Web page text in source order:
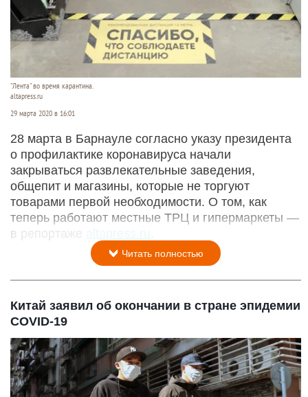
"Лента" во время карантина.
altapress.ru
29 марта 2020 в 16:01
28 марта в Барнауле согласно указу президента
о профилактике коронавируса начали
закрываться развлекательные заведения,
общепит и магазины, которые не торгуют
товарами первой необходимости. О том, как
теперь работают местные ТРЦ и гипермаркеты —
в репортаже
altapress.ru
Читать полностью
Китай заявил об окончании в стране эпидемии
COVID-19